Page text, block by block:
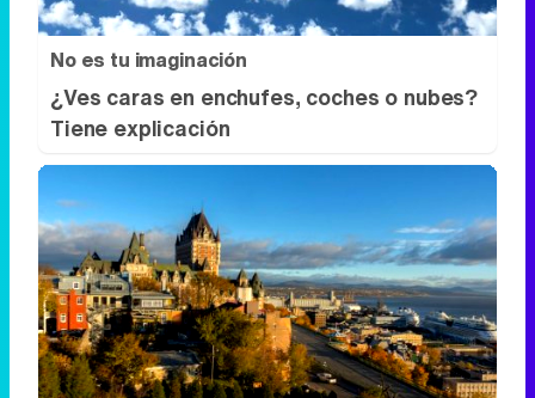
No es tu imaginación
¿Ves caras en enchufes, coches o nubes?
Tiene explicación